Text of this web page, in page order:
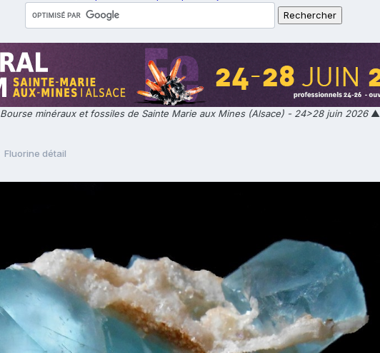
Bourse minéraux et fossiles de Sainte Marie aux Mines (Alsace) - 24>28 juin 2026▲
Fluorine détail